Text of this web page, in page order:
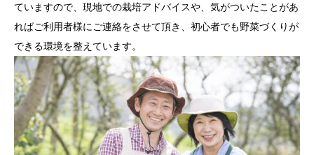
ていますので、現地での栽培アドバイスや、気がついたことがあ
ればご利用者様にご連絡をさせて頂き、初心者でも野菜づくりが
できる環境を整えています。